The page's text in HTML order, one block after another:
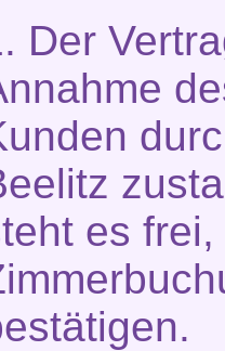
Der
es frei,